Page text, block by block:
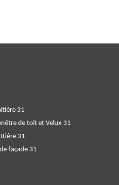
31
de toit et Velux 31
31
façade 31